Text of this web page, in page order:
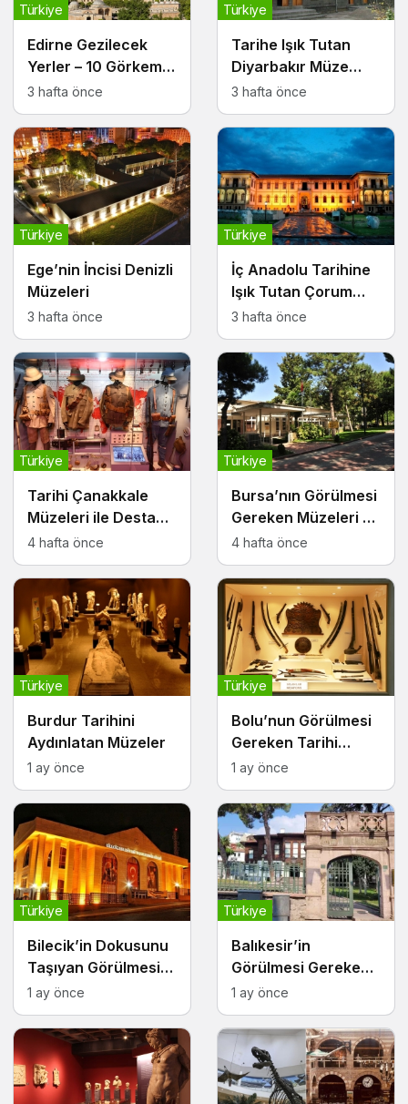
Edirne Gezilecek
Yerler – 10 Görkemli
ve Tarihi Durak
Türkiye
3 hafta önce
Tarihe Işık Tutan
Diyarbakır Müze
Alanları
Türkiye
3 hafta önce
Ege’nin İncisi Denizli
Müzeleri
Türkiye
3 hafta önce
İç Anadolu Tarihine
Işık Tutan Çorum
Müzeleri
Türkiye
3 hafta önce
Tarihi Çanakkale
Müzeleri ile Destansı
Bir Yolculuk
Türkiye
4 hafta önce
Bursa’nın Görülmesi
Gereken Müzeleri ve
Kültürel Durakları
Türkiye
4 hafta önce
Burdur Tarihini
Aydınlatan Müzeler
Türkiye
1 ay önce
Bolu’nun Görülmesi
Gereken Tarihi
Müzeleri
Türkiye
1 ay önce
Bilecik’in Dokusunu
Taşıyan Görülmesi
Gereken Müzeleri
Türkiye
1 ay önce
Balıkesir’in
Görülmesi Gereken
Müzeleri ve Kültürel
Noktaları
Türkiye
1 ay önce